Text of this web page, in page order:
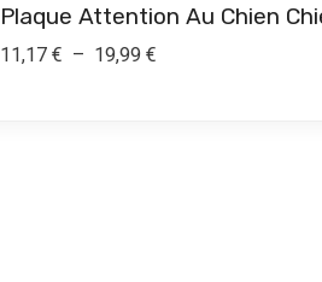
Plaque Attention Au Chien
11,17 € – 19,99 €Plage